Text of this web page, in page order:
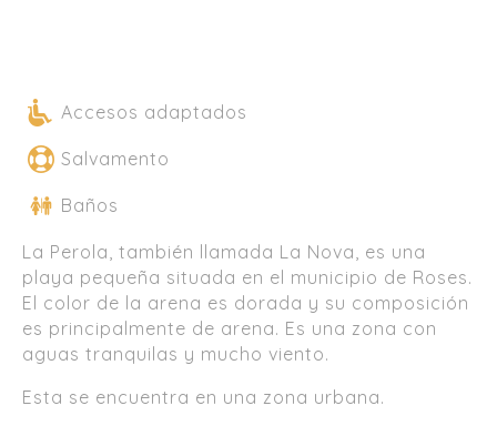
Accesos adaptados
Salvamento
Baños
La Perola, también llamada La Nova, es una
playa pequeña situada en el municipio de Roses.
El color de la arena es dorada y su composición
es principalmente de arena. Es una zona con
aguas tranquilas y mucho viento.
Esta se encuentra en una zona urbana.